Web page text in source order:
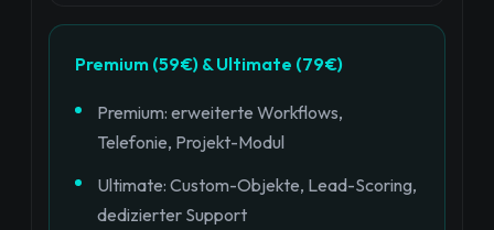
Premium (59€) & Ultimate (79€)
Premium: erweiterte Workflows,
Telefonie, Projekt-Modul
Ultimate: Custom-Objekte, Lead-Scoring,
dedizierter Support